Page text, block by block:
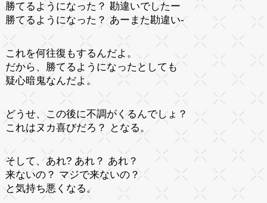
勝てるようになった？ 勘違いでしたー
勝てるようになった？ あーまた勘違い-
これを何往復もするんだよ。
だから、勝てるようになったとしても
疑心暗鬼なんだよ。
どうせ、この後に不調がくるんでしょ？
これはヌカ喜びだろ？ となる。
そして、あれ? あれ？ あれ？
来ないの？ マジで来ないの？
と気持ち悪くなる。